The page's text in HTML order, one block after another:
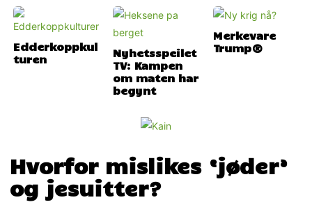
Edderkoppkul
turen
Nyhetsspeilet
TV: Kampen
om maten har
begynt
Merkevare
Trump®
Hvorfor mislikes ‘jøder’
og jesuitter?